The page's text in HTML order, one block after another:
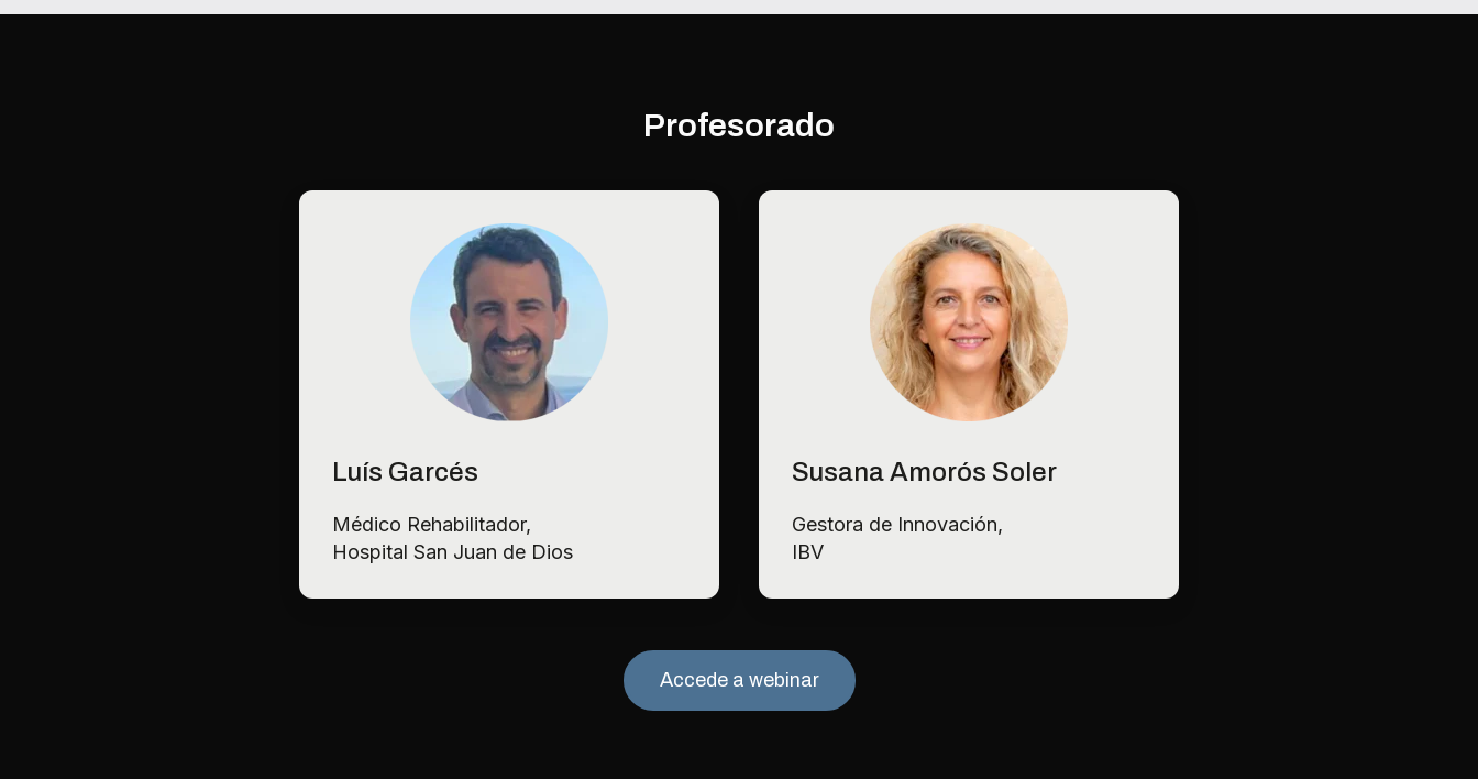
Profesorado
Luís Garcés
Médico Rehabilitador,
Hospital San Juan de Dios
Susana Amorós Soler
Gestora de Innovación,
IBV
Accede a webinar